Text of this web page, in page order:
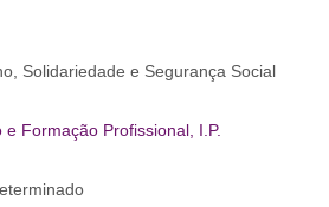
Solidariedade e Segurança Social
Formação Profissional, I.P.